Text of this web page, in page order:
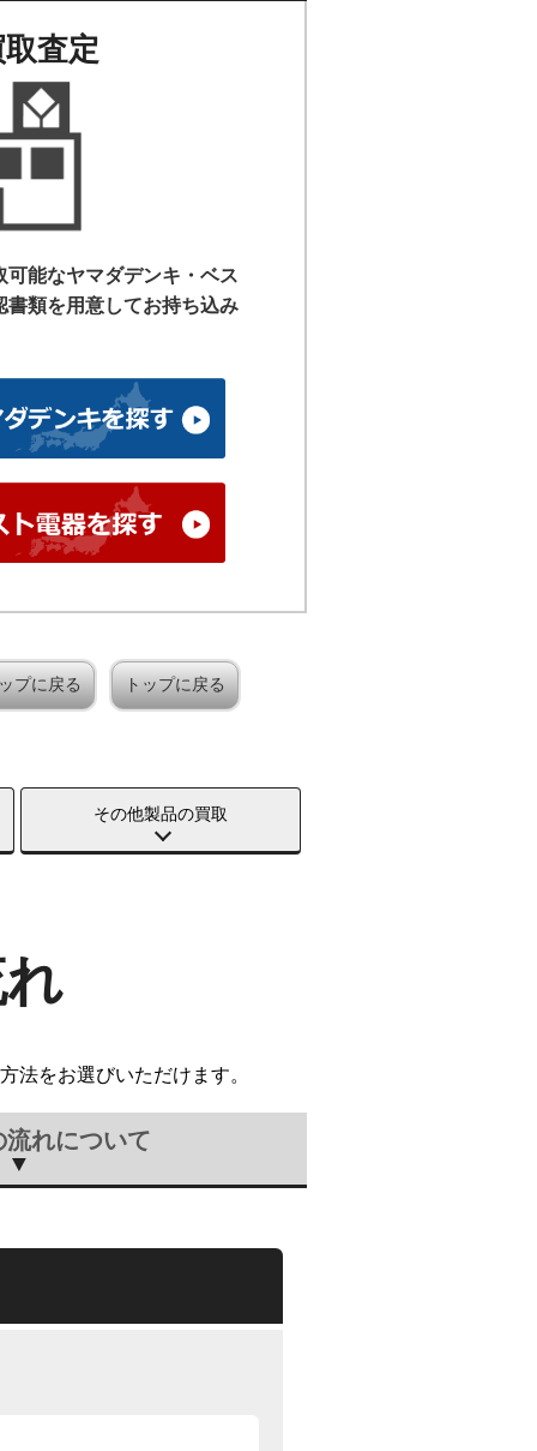
査定
能なヤマダデンキ・ベス
書類を用意してお持ち込み
プに戻る トップに戻る
その他製品の買取
法をお選びいただけます。
れについて